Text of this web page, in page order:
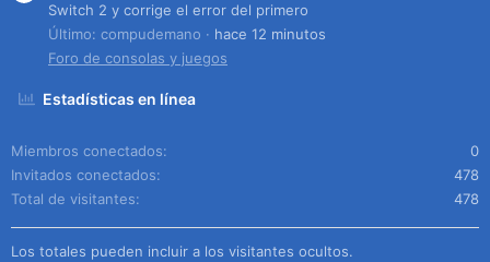
Switch 2 y corrige el error del primero
Último: compudemano
hace 12 minutos
Foro de consolas y juegos
Estadísticas en línea
Miembros conectados
0
Invitados conectados
478
Total de visitantes
478
Los totales pueden incluir a los visitantes ocultos.